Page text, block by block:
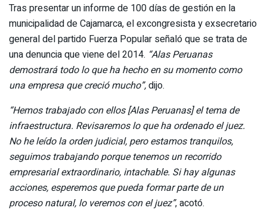
Tras presentar un informe de 100 días de gestión en la
municipalidad de Cajamarca, el excongresista y exsecretario
general del partido Fuerza Popular señaló que se trata de
una denuncia que viene del 2014. “Alas Peruanas
demostrará todo lo que ha hecho en su momento como
una empresa que creció mucho”,dijo.
“Hemos trabajado con ellos [Alas Peruanas] el tema de
infraestructura. Revisaremos lo que ha ordenado el juez.
No he leído la orden judicial, pero estamos tranquilos,
seguimos trabajando porque tenemos un recorrido
empresarial extraordinario, intachable. Si hay algunas
acciones, esperemos que pueda formar parte de un
proceso natural, lo veremos con el juez”, acotó.